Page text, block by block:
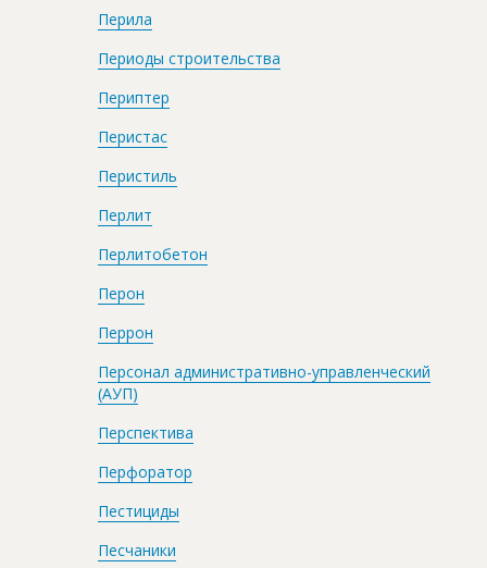
Перила
Периоды строительства
Периптер
Перистас
Перистиль
Перлит
Перлитобетон
Перон
Перрон
Персонал административно-управленческий
(АУП)
Перспектива
Перфоратор
Пестициды
Песчаники